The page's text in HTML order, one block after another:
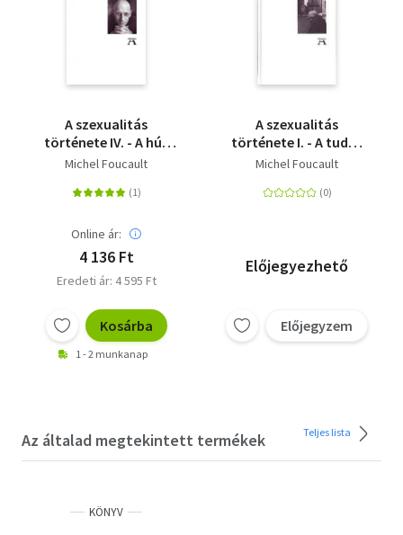
A szexualitás
története IV. - A hús
bűnvallomásai
Michel Foucault
Online ár:
4 136 Ft
Eredeti ár: 4 595 Ft
Kosárba
1 - 2 munkanap
A szexualitás
története I. - A tudás
akarása
Michel Foucault
Előjegyezhető
Előjegyzem
Az általad megtekintett termékek Teljes lista
KÖNYV